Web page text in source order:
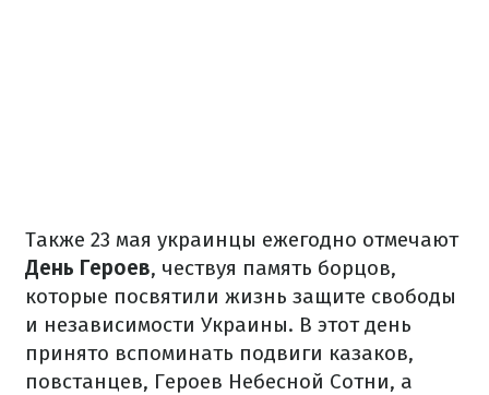
Также 23 мая украинцы ежегодно отмечают
День Героев, чествуя память борцов,
которые посвятили жизнь защите свободы
и независимости Украины. В этот день
принято вспоминать подвиги казаков,
повстанцев, Героев Небесной Сотни, а